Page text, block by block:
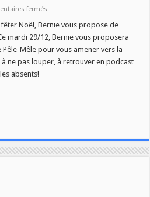
fermés
Mêle
29/12
Noël, Bernie vous propose de
mardi 29/12, Bernie vous proposera
Mêle pour vous amener vers la
ne pas louper, à retrouver en podcast
absents!